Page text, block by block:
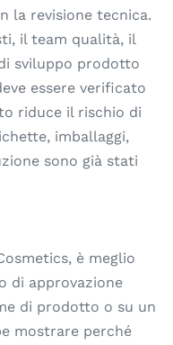
la revisione tecnica.
il team qualità, il
sviluppo prodotto
essere verificato
riduce il rischio di
imballaggi,
sono già stati
è meglio
di approvazione
di prodotto o su un
mostrare perché